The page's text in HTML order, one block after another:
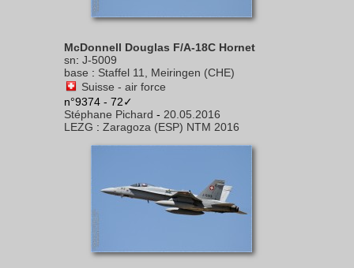
McDonnell Douglas F/A-18C Hornet
sn: J-5009
base : Staffel 11, Meiringen (CHE)
Suisse - air force
n°9374 - 72✓
Stéphane Pichard - 20.05.2016
LEZG : Zaragoza (ESP) NTM 2016